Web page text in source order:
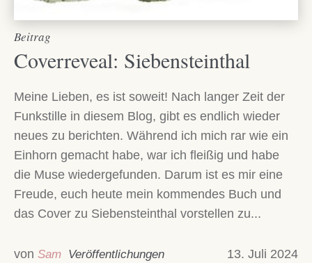
Beitrag
Coverreveal: Siebensteinthal
Meine Lieben, es ist soweit! Nach langer Zeit der
Funkstille in diesem Blog, gibt es endlich wieder
neues zu berichten. Während ich mich rar wie ein
Einhorn gemacht habe, war ich fleißig und habe
die Muse wiedergefunden. Darum ist es mir eine
Freude, euch heute mein kommendes Buch und
das Cover zu Siebensteinthal vorstellen zu...
13. Juli 2024
von Sam Veröffentlichungen